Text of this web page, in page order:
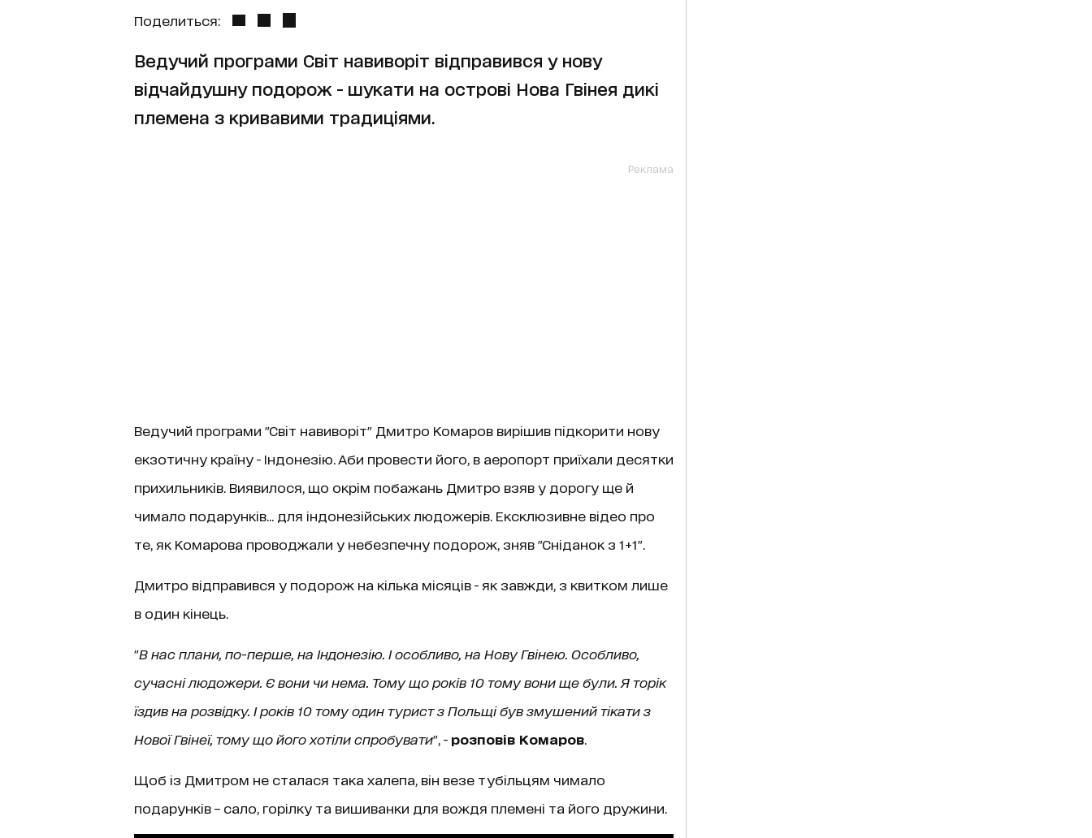
Поделиться:
Ведучий програми Світ навиворіт відправився у нову
відчайдушну подорож - шукати на острові Нова Гвінея дикі
племена з кривавими традиціями.
Реклама
Ведучий програми "Світ навиворіт" Дмитро Комаров вирішив підкорити нову
екзотичну країну - Індонезію. Аби провести його, в аеропорт приїхали десятки
прихильників. Виявилося, що окрім побажань Дмитро взяв у дорогу ще й
чимало подарунків... для індонезійських людожерів. Ексклюзивне відео про
те, як Комарова проводжали у небезпечну подорож, зняв "Сніданок з 1+1".
Дмитро відправився у подорож на кілька місяців - як завжди, з квитком лише
в один кінець.
"В нас плани, по-перше, на Індонезію. І особливо, на Нову Гвінею. Особливо,
сучасні людожери. Є вони чи нема. Тому що років 10 тому вони ще були. Я торік
їздив на розвідку. І років 10 тому один турист з Польщі був змушений тікати з
Нової Гвінеї, тому що його хотіли спробувати", - розповів Комаров.
Щоб із Дмитром не сталася така халепа, він везе тубільцям чимало
подарунків – сало, горілку та вишиванки для вождя племені та його дружини.